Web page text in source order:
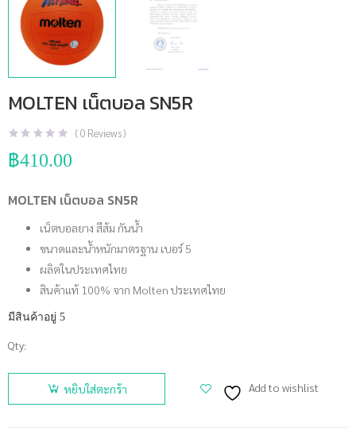
MOLTEN เน็ตบอล SN5R
(0 Reviews )
฿410.00
MOLTEN เน็ตบอล SN5R
เน็ตบอลยาง สีส้ม กันน้ำ
ขนาดและน้ำหนักมาตรฐาน เบอร์ 5
ผลิตในประเทศไทย
สินค้าแท้ 100% จาก Molten ประเทศไทย
มีสินค้าอยู่ 5
Qty:
จำนวน
MOLTEN
หยิบใส่ตะกร้า Add to wishlist